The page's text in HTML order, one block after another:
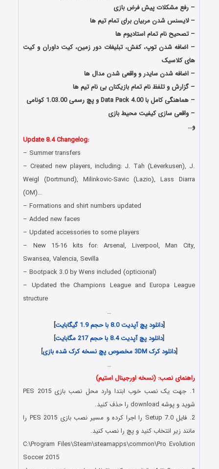
– رفع مشکلات پیش فرض بازی
– لایسنس شدن مربیان برای تمام تیم ها
– تصحیح نام تمام استادیوم ها
– اضافه شدن توپ، کفش، تبلیغات دور زمین، کیت داوران و کیت
های کلاسیک
– اضافه شدن سایدر و واقعی شدن مدال ها
– گزارش و تلفظ نام تمام بازیکنان بی نام تیم ها
– هماهنگی کامل با Data Pack 4.00 و پچ رسمی 1.03.00
کونامی
– واقعی سازی کیفیت محیط بازی
و…
Update 8.4 Changelog:
– Summer transfers
– Created new players, including: J. Tah (Leverkusen), J.
Weigl (Dortmund), Milinkovic-Savic (Lazio), Lass Diarra
(OM)…
– Formations and shirt numbers updated
– Added new faces
– Updated accessories to some players
– New 15-16 kits for: Arsenal, Liverpool, Man City,
Swansea, Valencia, Sevilla
– Bootpack 3.0 by Wens included (opticional)
– Updated the Champions League and Europa League
structure
…
[دانلود پچ آپدیت 8.0 با حجم 1.9 گیگابایت
]
[دانلود پچ آپدیت 8.4 با حجم 217 مگابایت
]
[دانلود کرک 3DM مخصوص پچ نسخه کرک شده بازی
]
…
راهنمای نصب: (نسخه اورجینال استیم)
1. جهت یک نصب خوب ابتدا وارد محل نصب بازی PES 2015
شوید و پوشه download را حذف کنید.
2. فایل Setup 7.0 را اجرا کرده و مسیر نصب بازی PES 2015 را
مانند زیر انتخاب کنید و پچ را نصب کنید.
C:\Program Files\Steam\steamapps\common\Pro Evolution
Soccer 2015